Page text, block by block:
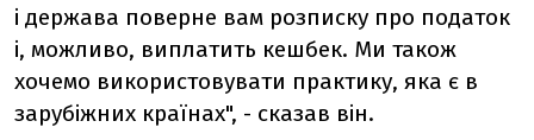
і держава поверне вам розписку про податок
і, можливо, виплатить кешбек. Ми також
хочемо використовувати практику, яка є в
зарубіжних країнах", - сказав він.